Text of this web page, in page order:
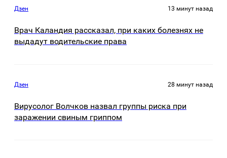
Дзен 13 минут назад
Врач Каландия рассказал, при каких болезнях не
выдадут водительские права
Дзен 28 минут назад
Вирусолог Волчков назвал группы риска при
заражении свиным гриппом